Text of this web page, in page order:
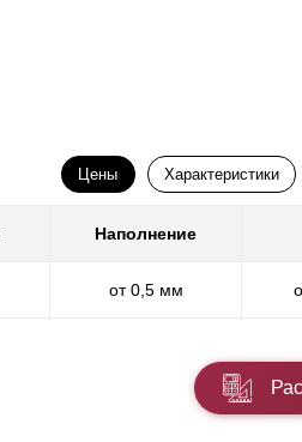
Цены Характеристики
Наполнение
от 0,5 мм